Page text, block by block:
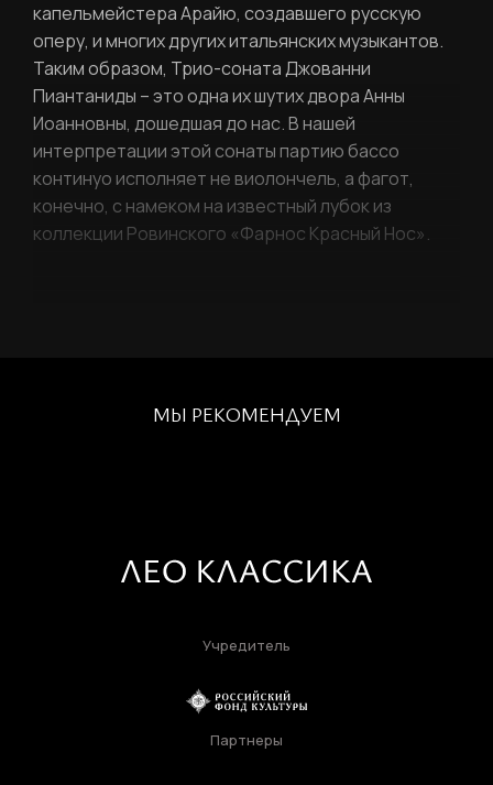
капельмейстера Арайю, создавшего русскую
оперу, и многих других итальянских музыкантов.
Таким образом, Трио-соната Джованни
Пиантаниды – это одна их шутих двора Анны
Иоанновны, дошедшая до нас. В нашей
интерпретации этой сонаты партию бассо
континуо исполняет не виолончель, а фагот,
конечно, с намеком на известный лубок из
коллекции Ровинского «Фарнос Красный Нос».
МЫ РЕКОМЕНДУЕМ
Учредитель
Партнеры
Ваш email
Пароль
Ваш email
Задайте пароль
Отправить
Вход в личный кабинет
ВОССТАНОВИТЬ ПАРОЛЬ
Отправить